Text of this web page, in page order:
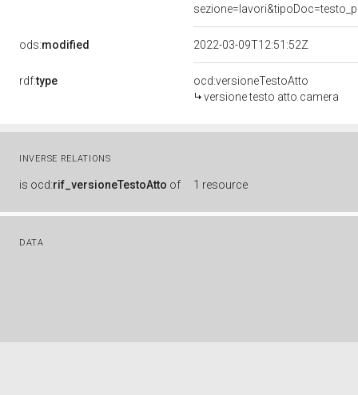
ods:modified 2022-03-09T12:51:52Z
rdf:type
ocd:versioneTestoAtto
versione testo atto camera
INVERSE RELATIONS
is ocd:rif_versioneTestoAtto of 1 resource
DATA